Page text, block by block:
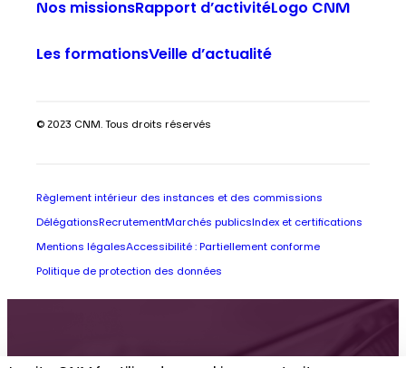
Nos missionsRapport d’activitéLogo CNM
Les formationsVeille d’actualité
© 2023 CNM. Tous droits réservés
Règlement intérieur des instances et des commissions
Délégations RecrutementMarchés publics Index et certifications
Mentions légalesAccessibilité : Partiellement conforme
Politique de protection des données